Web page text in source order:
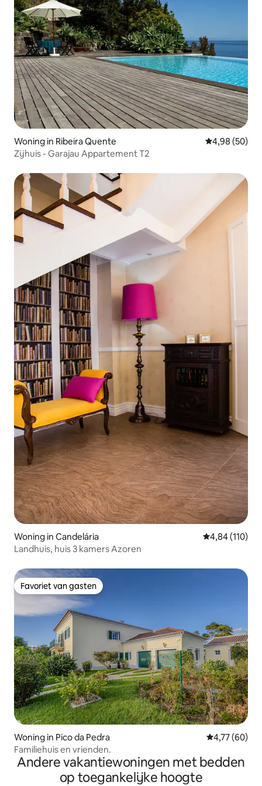
Woning in Ribeira Quente Gemiddelde
4,98 (50)
Zijhuis - Garajau Appartement T2
Woning in Candelária Gemiddelde
4,84 (110)
Landhuis, huis 3 kamers Azoren
Favoriet van gasten
Favoriet van gasten
Woning in Pico da Pedra Gemiddelde
4,77 (60)
Familiehuis en vrienden.
Andere vakantiewoningen met bedden
op toegankelijke hoogte